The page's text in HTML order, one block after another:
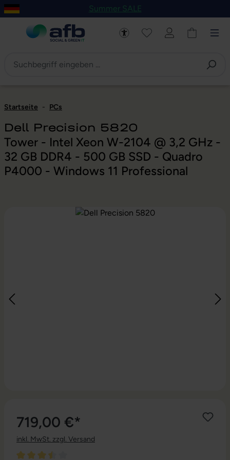
Hauptinhalt springen
Zur Navigation der B2B-Plattform springen
Summer SALE
Startseite - PCs
Dell Precision 5820
Tower - Intel Xeon W-2104 @ 3,2 GHz -
32 GB DDR4 - 500 GB SSD - Quadro
P4000 - Windows 11 Professional
Bildergalerie überspringen
719,00 €*
inkl. MwSt. zzgl. Versand